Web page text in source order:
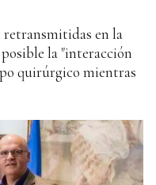
retransmitidas en la
la "interacción
quirúrgico mientras